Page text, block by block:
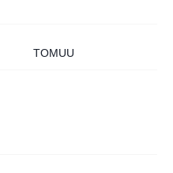
TOMUU